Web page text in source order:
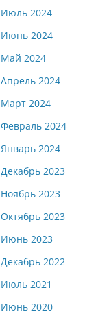
Июль 2024
Июнь 2024
Май 2024
Апрель 2024
Март 2024
Февраль 2024
Январь 2024
Декабрь 2023
Ноябрь 2023
Октябрь 2023
Июнь 2023
Декабрь 2022
Июль 2021
Июнь 2020